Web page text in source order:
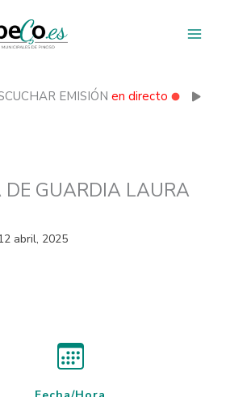
EMISIÓN en directo
DE GUARDIA LAURA
abril, 2025